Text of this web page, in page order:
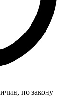
по закону